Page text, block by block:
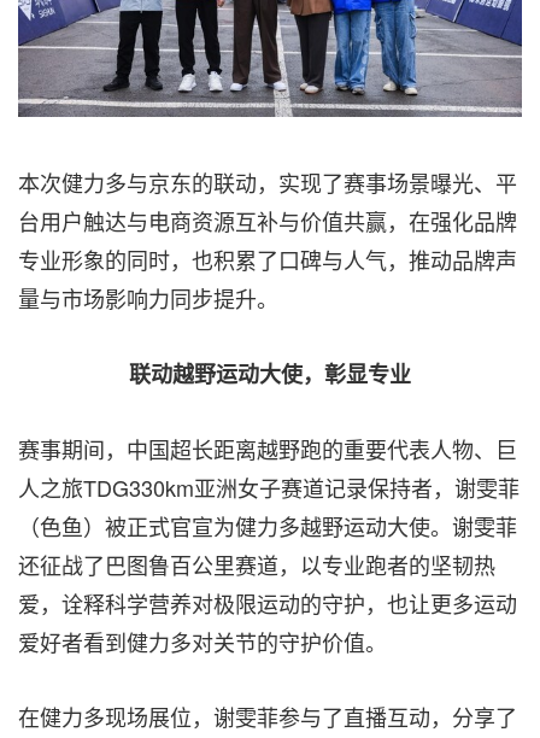
本次健力多与京东的联动，实现了赛事场景曝光、平
台用户触达与电商资源互补与价值共赢，在强化品牌
专业形象的同时，也积累了口碑与人气，推动品牌声
量与市场影响力同步提升。
联动越野运动大使，彰显专业
赛事期间，中国超长距离越野跑的重要代表人物、巨
人之旅TDG330km亚洲女子赛道记录保持者，谢雯菲
（色鱼）被正式官宣为健力多越野运动大使。谢雯菲
还征战了巴图鲁百公里赛道，以专业跑者的坚韧热
爱，诠释科学营养对极限运动的守护，也让更多运动
爱好者看到健力多对关节的守护价值。
在健力多现场展位，谢雯菲参与了直播互动，分享了